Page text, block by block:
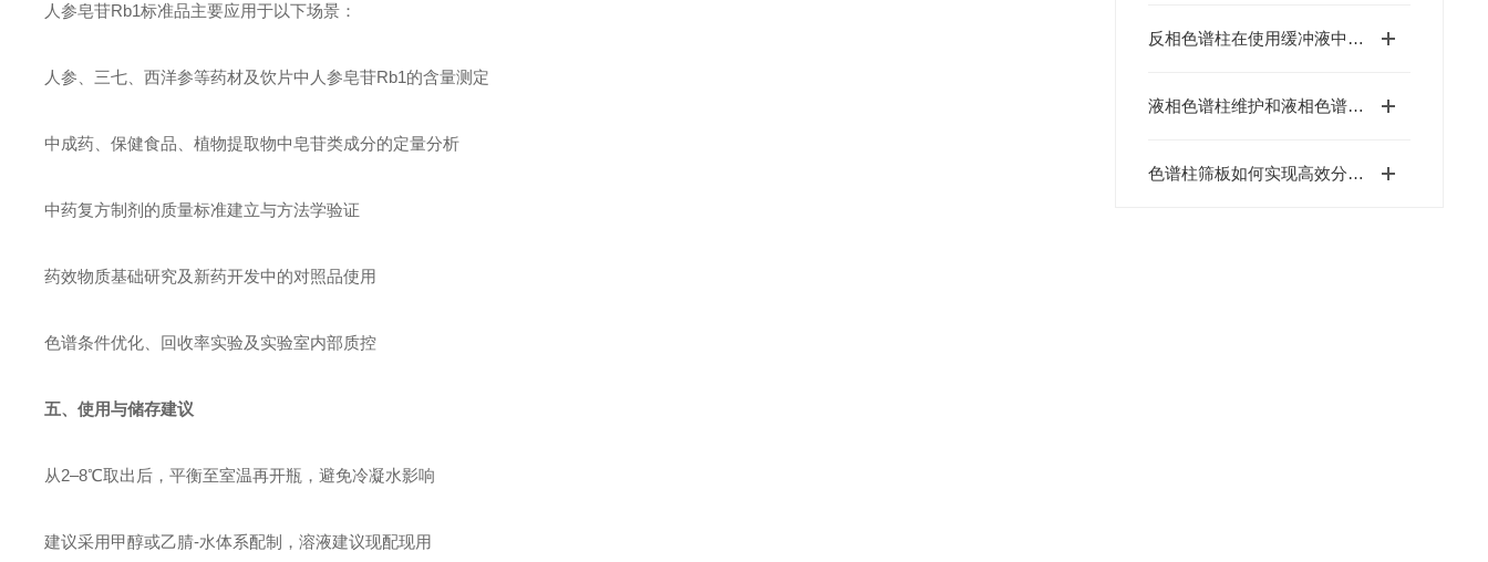
反相色谱柱在使用缓冲液中需要注意些什么？
液相色谱柱维护和液相色谱柱活化方法
色谱柱筛板如何实现高效分离？
人参皂苷Rb1标准品主要应用于以下场景：
人参、三七、西洋参等药材及饮片中人参皂苷Rb1的含量测定
中成药、保健食品、植物提取物中皂苷类成分的定量分析
中药复方制剂的质量标准建立与方法学验证
药效物质基础研究及新药开发中的对照品使用
色谱条件优化、回收率实验及实验室内部质控
五、使用与储存建议
从2–8℃取出后，平衡至室温再开瓶，避免冷凝水影响
建议采用甲醇或乙腈-水体系配制，溶液建议现配现用